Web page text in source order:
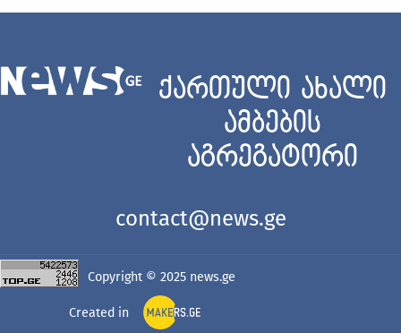
ქართული ახალი
ამბების
აგრეგატორი
contact@news.ge
Copyright © 2025 news.ge
Created in